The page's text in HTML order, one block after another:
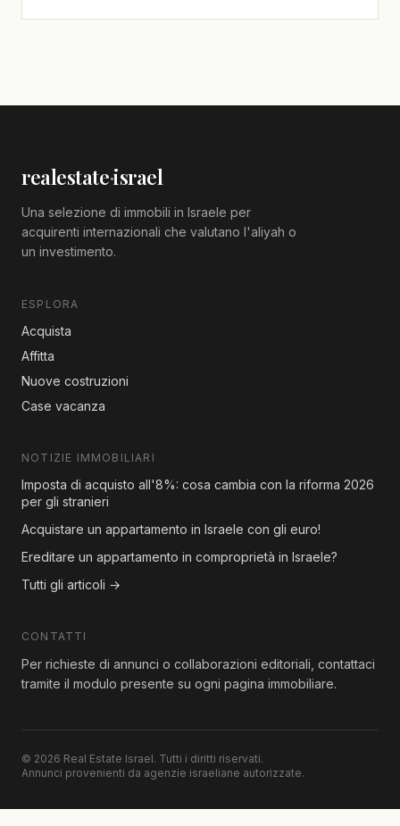
realestate·israel
Una selezione di immobili in Israele per
acquirenti internazionali che valutano l'aliyah o
un investimento.
ESPLORA
Acquista
Affitta
Nuove costruzioni
Case vacanza
NOTIZIE IMMOBILIARI
Imposta di acquisto all'8%: cosa cambia con la riforma 2026
per gli stranieri
Acquistare un appartamento in Israele con gli euro!
Ereditare un appartamento in comproprietà in Israele?
Tutti gli articoli →
CONTATTI
Per richieste di annunci o collaborazioni editoriali, contattaci
tramite il modulo presente su ogni pagina immobiliare.
© 2026 Real Estate Israel. Tutti i diritti riservati.
Annunci provenienti da agenzie israeliane autorizzate.